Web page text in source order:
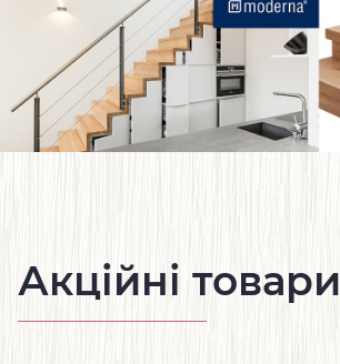
Акційні товари